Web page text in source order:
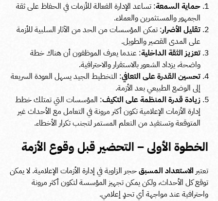
حماية السمعة: تساعد الإدارة الفعالة للأزمات في الحفاظ على ثقة
الجمهور والمستثمرين والعملاء.
تقليل الأضرار: تمكن المؤسسات من الحد من الآثار السلبية للأزمة
على المدى القصير والطويل.
تعزيز الثقة الداخلية: عندما يعرف الموظفون أن هناك خطة
واضحة، يزداد الشعور بالاستقرار والاحترافية.
تحسين القدرة على التعافي: التخطيط الجيد يسهل العودة السريعة
إلى الوضع الطبيعي بعد الأزمة.
زيادة قدرة المنظمة على التكيف: المؤسسات التي تمتلك خطط
إدارة الأزمات الإعلامية تكون أكثر مرونة في التعامل مع الأحداث غير
المتوقعة وتستفيد من التعلم المستمر لتجنب تكرار الأخطاء.
الخطوة الأولى – التحضير قبل وقوع الأزمة
تعتبر الاستعداد المسبقحجر الزاوية في إدارة الأزمات الإعلامية. لا يمكن
توقع كل الأحداث، ولكن يمكن تجهيز المؤسسة لتكون أكثر مرونة
واحترافية عند مواجهة أي تحدٍ إعلامي.